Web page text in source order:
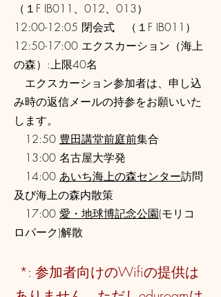
（１F IB011、012、013）
12:00-12:05 閉会式 （１F IB011）
12:50-17:00 エクスカーション（海上
の森）:上限40名
​ エクスカーション参加者は、申し込
み時の返信メールの持参をお願いいた
します。
12:50 豊田講堂前庭前集合
13:00 名古屋大学発
14:00 あいち海上の森センター訪問
及び海上の森内散策
17:00 愛・地球博記念公園(モリコ
ロパーク)解散
*: 参加者向けのWifiの提供は